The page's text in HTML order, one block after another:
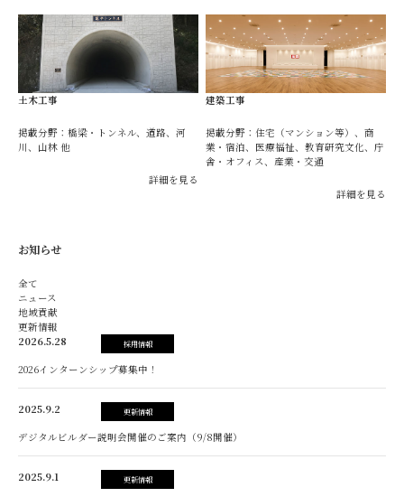
土木工事
掲載分野：橋梁・トンネル、道路、河
川、山林 他
詳細を見る
建築工事
掲載分野：住宅（マンション等）、商
業・宿泊、医療福祉、教育研究文化、庁
舎・オフィス、産業・交通
詳細を見る
お知らせ
全て
ニュース
地域貢献
更新情報
2026.5.28
採用情報
2026インターンシップ募集中！
2025.9.2 更新情報
デジタルビルダー説明会開催のご案内（9/8開催）
2025.9.1 更新情報